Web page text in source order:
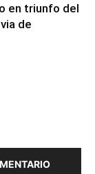
en triunfo del
de